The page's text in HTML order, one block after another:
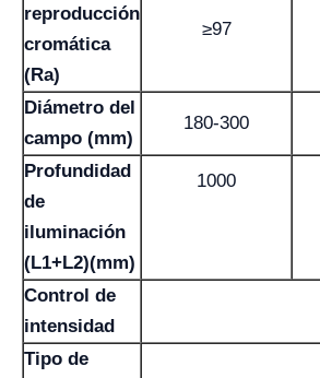
reproducción
cromática
(Ra)
≥97
Diámetro del
campo (mm)
180-300
Profundidad
de
iluminación
(L1+L2)(mm)
1000
Control de
intensidad
Tipo de